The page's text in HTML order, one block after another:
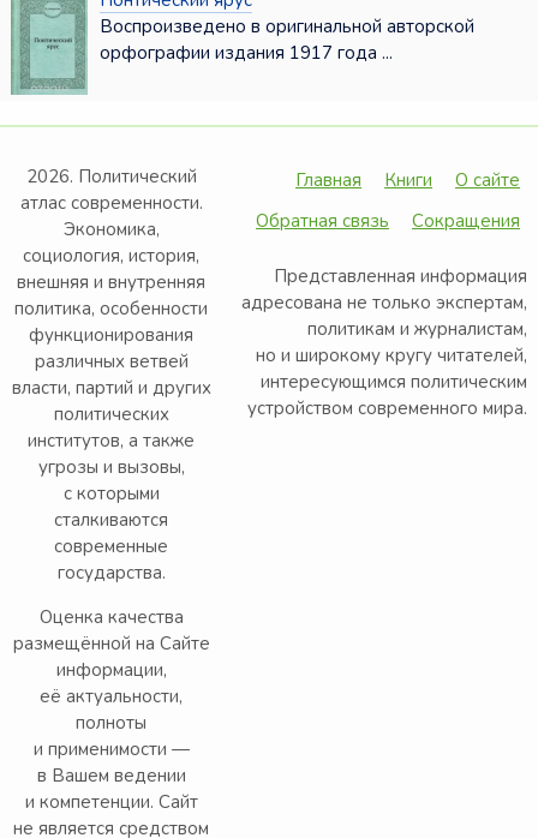
Воспроизведено в оригинальной авторской
орфографии издания 1917 года ...
2026. Политический
атлас современности.
Экономика,
социология, история,
внешняя и внутренняя
политика, особенности
функционирования
различных ветвей
власти, партий и других
политических
институтов, а также
угрозы и вызовы,
с которыми
сталкиваются
современные
государства.
Оценка качества
размещённой на Сайте
информации,
её актуальности,
полноты
и применимости —
в Вашем ведении
и компетенции. Сайт
не является средством
Главная Книги
О сайте
Обратная связь
Сокращения
Представленная информация
адресована не только экспертам,
политикам и журналистам,
но и широкому кругу читателей,
интересующимся политическим
устройством современного мира.